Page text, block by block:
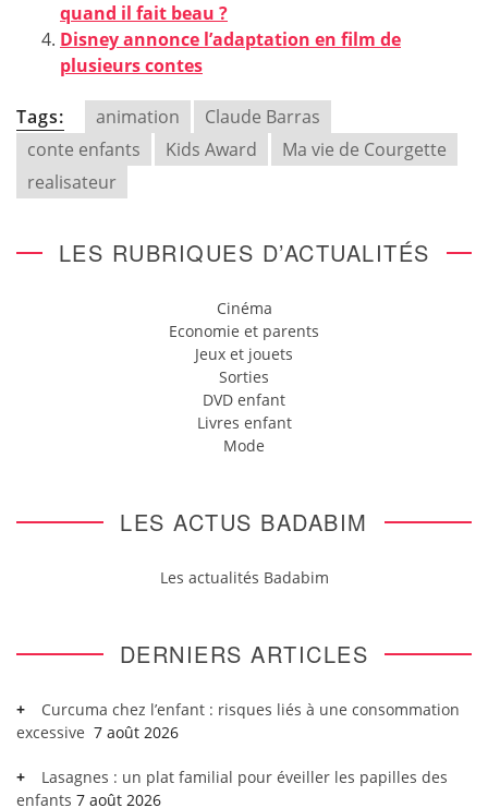
quand il fait beau ?
Disney annonce l’adaptation en film de
plusieurs contes
Tags: animation
Claude Barras
conte enfants
Kids Award
Ma vie de Courgette
realisateur
LES RUBRIQUES D’ACTUALITÉS
Cinéma
Economie et parents
Jeux et jouets
Sorties
DVD enfant
Livres enfant
Mode
LES ACTUS BADABIM
Les actualités Badabim
DERNIERS ARTICLES
Curcuma chez l’enfant : risques liés à une consommation
excessive 7 août 2026
Lasagnes : un plat familial pour éveiller les papilles des
enfants 7 août 2026